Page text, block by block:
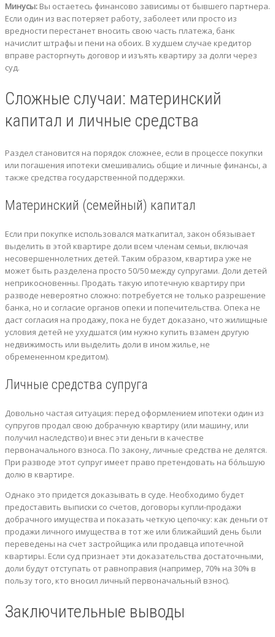
Минусы: Вы остаетесь финансово зависимы от бывшего партнера.
Если один из вас потеряет работу, заболеет или просто из
вредности перестанет вносить свою часть платежа, банк
начислит штрафы и пени на обоих. В худшем случае кредитор
вправе расторгнуть договор и изъять квартиру за долги через
суд.
Сложные случаи: материнский
капитал и личные средства
Раздел становится на порядок сложнее, если в процессе покупки
или погашения ипотеки смешивались общие и личные финансы, а
также средства государственной поддержки.
Материнский (семейный) капитал
Если при покупке использовался маткапитал, закон обязывает
выделить в этой квартире доли всем членам семьи, включая
несовершеннолетних детей. Таким образом, квартира уже не
может быть разделена просто 50/50 между супругами. Доли детей
неприкосновенны. Продать такую ипотечную квартиру при
разводе невероятно сложно: потребуется не только разрешение
банка, но и согласие органов опеки и попечительства. Опека не
даст согласия на продажу, пока не будет доказано, что жилищные
условия детей не ухудшатся (им нужно купить взамен другую
недвижимость или выделить доли в ином жилье, не
обремененном кредитом).
Личные средства супруга
Довольно частая ситуация: перед оформлением ипотеки один из
супругов продал свою добрачную квартиру (или машину, или
получил наследство) и внес эти деньги в качестве
первоначального взноса. По закону, личные средства не делятся.
При разводе этот супруг имеет право претендовать на бóльшую
долю в квартире.
Однако это придется доказывать в суде. Необходимо будет
предоставить выписки со счетов, договоры купли-продажи
добрачного имущества и показать четкую цепочку: как деньги от
продажи личного имущества в тот же или ближайший день были
переведены на счет застройщика или продавца ипотечной
квартиры. Если суд признает эти доказательства достаточными,
доли будут отступать от равноправия (например, 70% на 30% в
пользу того, кто вносил личный первоначальный взнос).
Заключительные выводы